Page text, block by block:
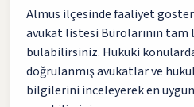
Almus ilçesinde faaliyet
avukat listesi Bürolarının tam
bulabilirsiniz. Hukuki
doğrulanmış avukatlar ve
bilgilerini inceleyerek en uygun